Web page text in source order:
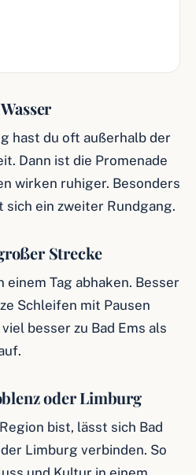
hast du oft außerhalb der
Dann ist die Promenade
wirken ruhiger. Besonders
ein zweiter Rundgang.
Strecke
einem Tag abhaken. Besser
Schleifen mit Pausen
besser zu Bad Ems als
oder Limburg
bist, lässt sich Bad
Limburg verbinden. So